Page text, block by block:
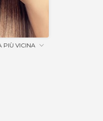
PIÙ VICINA